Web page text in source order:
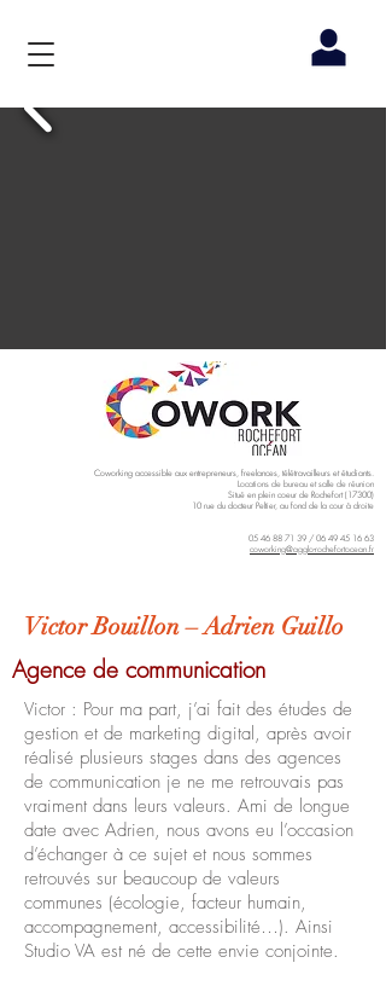
Coworking accessible aux entrepreneurs, freelances, télétravailleurs et étudiants.
Locations de bureau et salle de réunion
Situé en plein coeur de Rochefort (17300)
10 rue du docteur Peltier, au fond de la cour à droite
05 46 88 71 39 / 06 49 45 16 63
coworking@agglo-rochefortocean.fr
Victor Bouillon – Adrien Guillo
Agence de communication
Victor : Pour ma part, j’ai fait des études de
gestion et de marketing digital, après avoir
réalisé plusieurs stages dans des agences
de communication je ne me retrouvais pas
vraiment dans leurs valeurs. Ami de longue
date avec Adrien, nous avons eu l’occasion
d’échanger à ce sujet et nous sommes
retrouvés sur beaucoup de valeurs
communes (écologie, facteur humain,
accompagnement, accessibilité…). Ainsi
Studio VA est né de cette envie conjointe.